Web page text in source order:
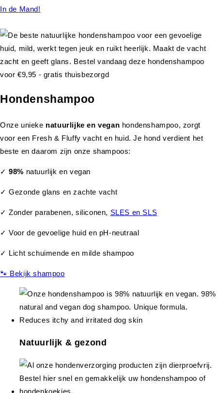
In de Mand!
Hondenshampoo
Onze unieke natuurlijke en vegan hondenshampoo, zorgt
voor een Fresh & Fluffy vacht en huid. Je hond verdient het
beste en daarom zijn onze shampoos:
✓98% natuurlijk en vegan
✓ Gezonde glans en zachte vacht
✓ Zonder parabenen, siliconen, SLES en SLS
✓ Voor de gevoelige huid en pH-neutraal
✓ Licht schuimende en milde shampoo
🐾 Bekijk shampoo
Natuurlijk & gezond